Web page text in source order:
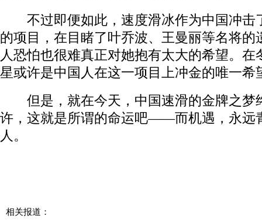
不过即便如此，速度滑冰作为中国冲击
的项目，在目睹了叶乔波、王曼丽等名将的
人恐怕也很难真正对她抱有太大的希望。在
星或许是中国人在这一项目上冲金的唯一希
但是，就在今天，中国速滑的金牌之梦
许，这就是所谓的命运吧——而机遇，永远
人。
相关报道：